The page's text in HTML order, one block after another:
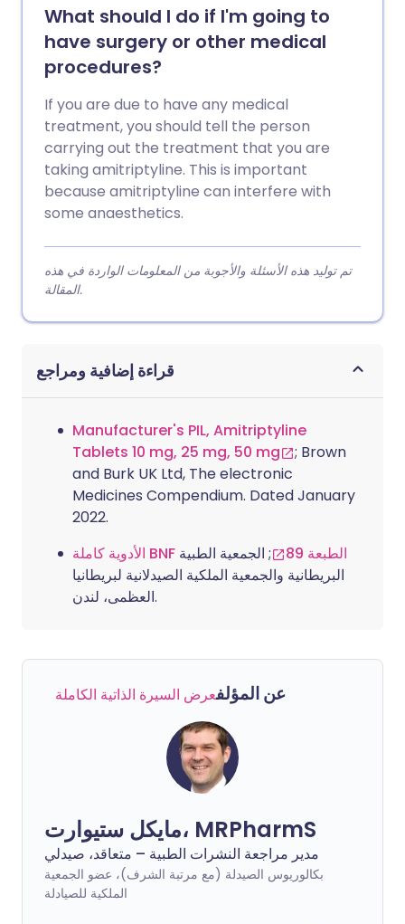
What should I do if I'm going to
have surgery or other medical
procedures?
If you are due to have any medical
treatment, you should tell the person
carrying out the treatment that you are
taking amitriptyline. This is important
because amitriptyline can interfere with
some anaesthetics.
تم توليد هذه الأسئلة والأجوبة من المعلومات الواردة في هذه
المقالة.
قراءة إضافية ومراجع
Manufacturer's PIL, Amitriptyline
Tablets 10 mg, 25 mg, 50 mg
; Brown
and Burk UK Ltd, The electronic
Medicines Compendium. Dated January
2022.
الأدوية كاملة BNF الطبعة 89
; الجمعية الطبية
البريطانية والجمعية الملكية الصيدلانية لبريطانيا
العظمى، لندن.
عن المؤلفعرض السيرة الذاتية الكاملة
مايكل ستيوارت، MRPharmS
مدير مراجعة النشرات الطبية – متعاقد، صيدلي
بكالوريوس الصيدلة (مع مرتبة الشرف)، عضو الجمعية
الملكية للصيادلة